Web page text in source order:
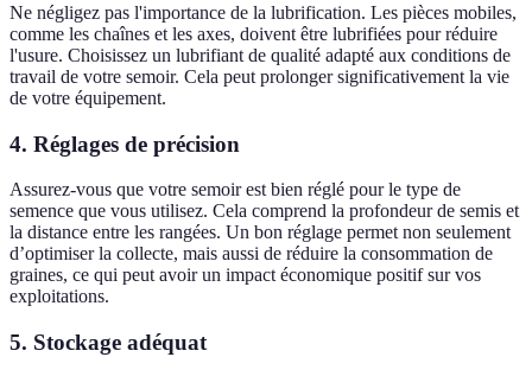
Ne négligez pas l'importance de la lubrification. Les pièces mobiles,
comme les chaînes et les axes, doivent être lubrifiées pour réduire
l'usure. Choisissez un lubrifiant de qualité adapté aux conditions de
travail de votre semoir. Cela peut prolonger significativement la vie
de votre équipement.
4. Réglages de précision
Assurez-vous que votre semoir est bien réglé pour le type de
semence que vous utilisez. Cela comprend la profondeur de semis et
la distance entre les rangées. Un bon réglage permet non seulement
d’optimiser la collecte, mais aussi de réduire la consommation de
graines, ce qui peut avoir un impact économique positif sur vos
exploitations.
5. Stockage adéquat